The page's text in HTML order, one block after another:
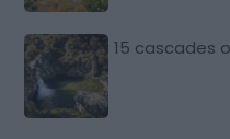
15 cascades